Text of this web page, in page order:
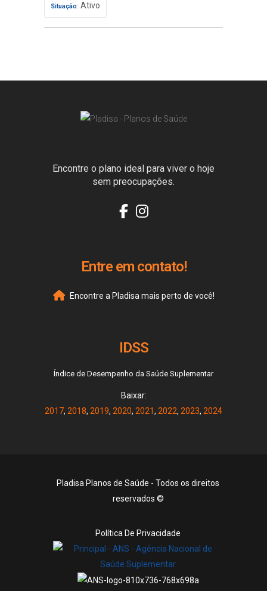
Situação: Ativo
Encontre o plano ideal para viver o hoje
sem preocupações.
Entre em contato!
Encontre a Pladisa mais perto de você!
IDSS
Índice de Desempenho da Saúde Suplementar
Baixar:
2017, 2018, 2019, 2020, 2021, 2022, 2023, 2024
Pladisa Planos de Saúde - Todos os direitos
reservados ©
Política De Privacidade